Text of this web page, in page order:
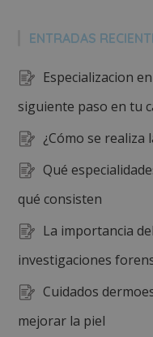
ENTRADAS
Especializacion
siguiente paso en tu
¿Cómo se realiza
Qué
qué consisten
La importancia
investigaciones
Cuidados
mejorar la piel